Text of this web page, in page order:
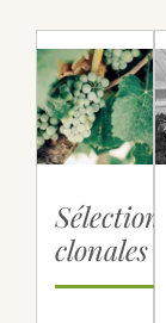
Sélections
clonales